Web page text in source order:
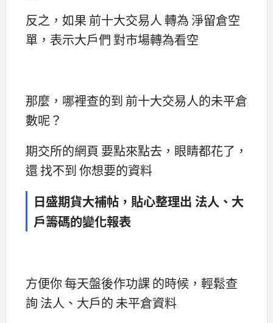
反之，如果 前十大交易人 轉為 淨留倉空
單，表示大戶們 對市場轉為看空
那麼，哪裡查的到 前十大交易人的未平倉
數呢？
期交所的網頁 要點來點去，眼睛都花了，
還 找不到 你想要的資料
日盛期貨大補帖，貼心整理出 法人、大
戶籌碼的變化報表
方便你 每天盤後作功課 的時候，輕鬆查
詢 法人、大戶的 未平倉資料